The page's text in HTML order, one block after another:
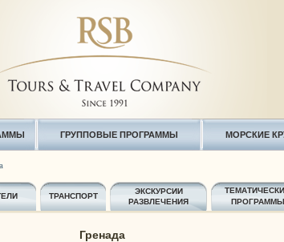
ГРУППОВЫЕ ПРОГРАММЫ МОРСКИЕ
ТРАНСПОРТ
ЭКСКУРСИИ
РАЗВЛЕЧЕНИЯ
ПРОГРАММЫ
Гренада